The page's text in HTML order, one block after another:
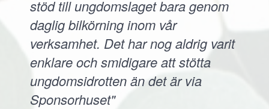
stöd till ungdomslaget bara genom
daglig bilkörning inom vår
verksamhet. Det har nog aldrig varit
enklare och smidigare att stötta
ungdomsidrotten än det är via
Sponsorhuset"